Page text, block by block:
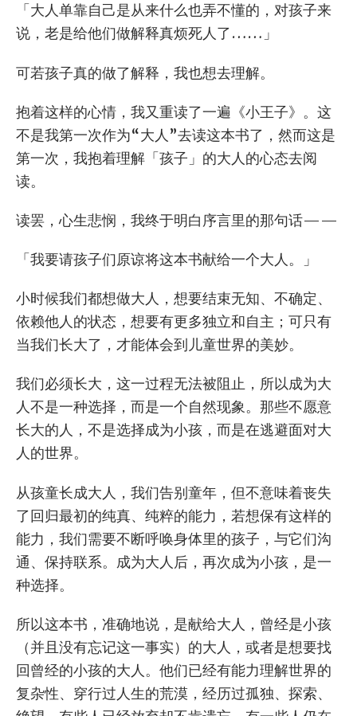
「大人单靠自己是从来什么也弄不懂的，对孩子来
说，老是给他们做解释真烦死人了……」
可若孩子真的做了解释，我也想去理解。
抱着这样的心情，我又重读了一遍《小王子》。这
不是我第一次作为“大人”去读这本书了，然而这是
第一次，我抱着理解「孩子」的大人的心态去阅
读。
读罢，心生悲悯，我终于明白序言里的那句话——
「我要请孩子们原谅将这本书献给一个大人。」
小时候我们都想做大人，想要结束无知、不确定、
依赖他人的状态，想要有更多独立和自主；可只有
当我们长大了，才能体会到儿童世界的美妙。
我们必须长大，这一过程无法被阻止，所以成为大
人不是一种选择，而是一个自然现象。那些不愿意
长大的人，不是选择成为小孩，而是在逃避面对大
人的世界。
从孩童长成大人，我们告别童年，但不意味着丧失
了回归最初的纯真、纯粹的能力，若想保有这样的
能力，我们需要不断呼唤身体里的孩子，与它们沟
通、保持联系。成为大人后，再次成为小孩，是一
种选择。
所以这本书，准确地说，是献给大人，曾经是小孩
（并且没有忘记这一事实）的大人，或者是想要找
回曾经的小孩的大人。他们已经有能力理解世界的
复杂性、穿行过人生的荒漠，经历过孤独、探索、